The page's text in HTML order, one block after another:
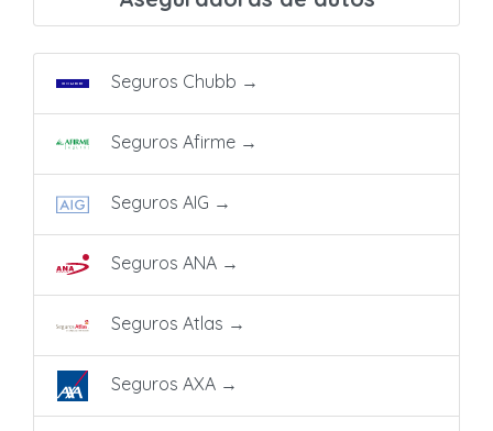
Seguros Chubb →
Seguros Afirme →
Seguros AIG →
Seguros ANA →
Seguros Atlas →
Seguros AXA →